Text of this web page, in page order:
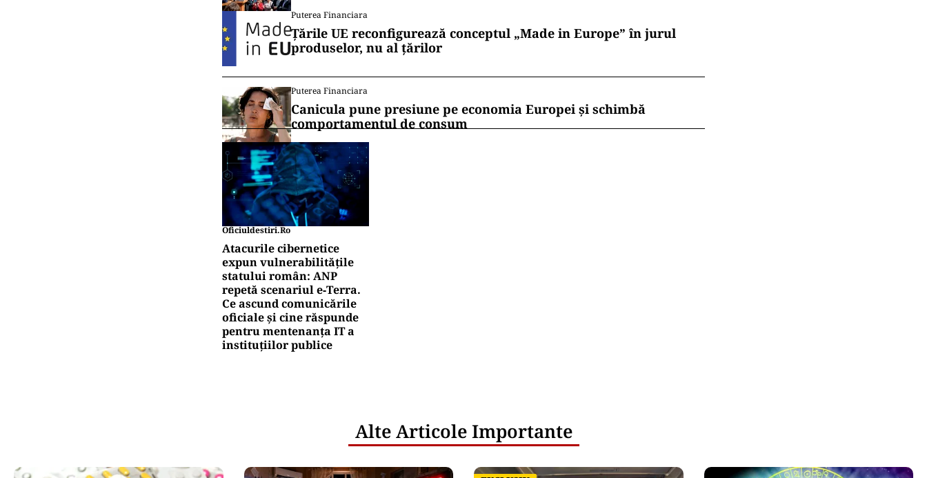
Puterea Financiara
Țările UE reconfigurează conceptul „Made in Europe” în jurul
produselor, nu al țărilor
Puterea Financiara
Canicula pune presiune pe economia Europei și schimbă
comportamentul de consum
Oficiuldestiri.ro
Atacurile cibernetice
expun vulnerabilitățile
statului român: ANP
repetă scenariul e‑Terra.
Ce ascund comunicările
oficiale și cine răspunde
pentru mentenanța IT a
instituțiilor publice
Alte Articole Importante